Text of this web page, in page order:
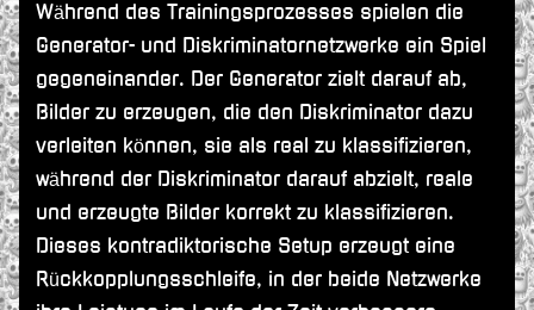
Während des Trainingsprozesses spielen die
Generator- und Diskriminatornetzwerke ein Spiel
gegeneinander. Der Generator zielt darauf ab,
Bilder zu erzeugen, die den Diskriminator dazu
verleiten können, sie als real zu klassifizieren,
während der Diskriminator darauf abzielt, reale
und erzeugte Bilder korrekt zu klassifizieren.
Dieses kontradiktorische Setup erzeugt eine
Rückkopplungsschleife, in der beide Netzwerke